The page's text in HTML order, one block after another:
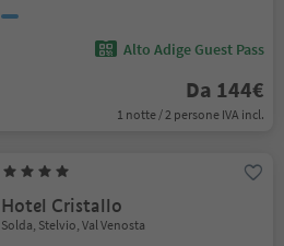
Alto Adige Guest Pass
Da 144€
1 notte / 2 persone IVA incl.
Hotel Cristallo
Solda, Stelvio, Val Venosta